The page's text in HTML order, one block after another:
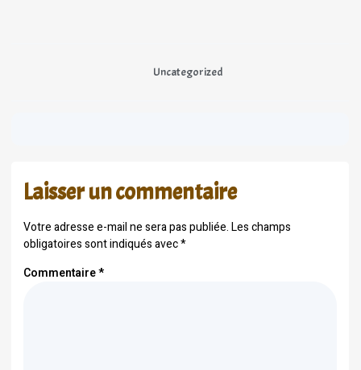
Uncategorized
Laisser un commentaire
Votre adresse e-mail ne sera pas publiée.Les champs
obligatoires sont indiqués avec*
Commentaire*